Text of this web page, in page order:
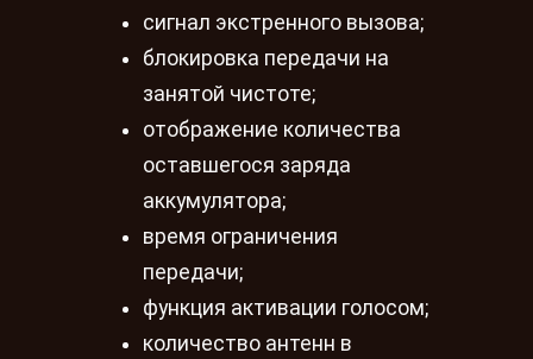
сигнал экстренного вызова;
блокировка передачи на
занятой чистоте;
отображение количества
оставшегося заряда
аккумулятора;
время ограничения
передачи;
функция активации голосом;
количество антенн в